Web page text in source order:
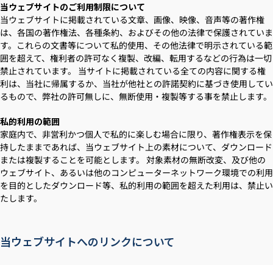
当ウェブサイトのご利用制限について
当ウェブサイトに掲載されている文章、画像、映像、音声等の著作権
は、各国の著作権法、各種条約、およびその他の法律で保護されていま
す。これらの文書等について私的使用、その他法律で明示されている範
囲を超えて、権利者の許可なく複製、改編、転用するなどの行為は一切
禁止されています。 当サイトに掲載されている全ての内容に関する権
利は、当社に帰属するか、当社が他社との許諾契約に基づき使用してい
るもので、弊社の許可無しに、無断使用・複製等する事を禁止します。
私的利用の範囲
家庭内で、非営利かつ個人で私的に楽しむ場合に限り、著作権表示を保
持したままであれば、当ウェブサイト上の素材について、ダウンロード
または複製することを可能とします。 対象素材の無断改変、及び他の
ウェブサイト、あるいは他のコンピューターネットワーク環境での利用
を目的としたダウンロード等、私的利用の範囲を超えた利用は、禁止い
たします。
当ウェブサイトへのリンクについて